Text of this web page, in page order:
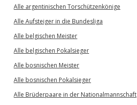
Alle argentinischen Torschützenkönige
Alle Aufsteiger in die Bundesliga
Alle belgischen Meister
Alle belgischen Pokalsieger
Alle bosnischen Meister
Alle bosnischen Pokalsieger
Alle Brüderpaare in der Nationalmannschaft